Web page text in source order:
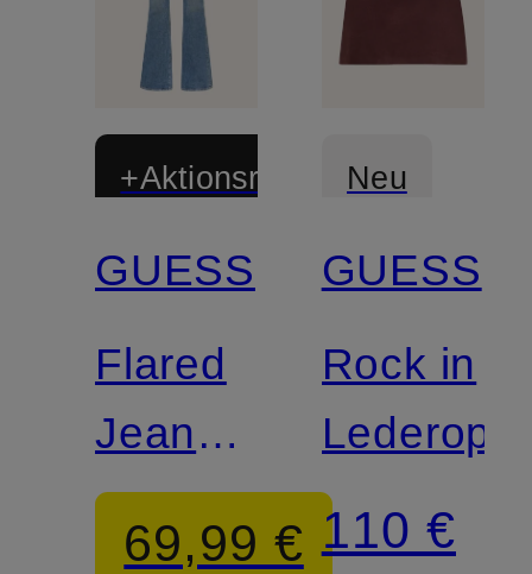
+Aktionsrabatt
GUESS
Flared
Jeans
CARTER
69,99 €
Neu
Mix &
GUESS
Rock in
110 €